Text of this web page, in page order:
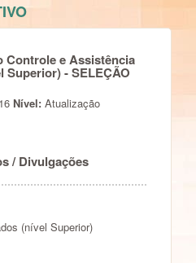
Controle e Assistência
Superior) - SELEÇÃO
Nível: Atualização
/ Divulgações
(nível Superior)